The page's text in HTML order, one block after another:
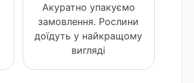
Акуратно упакуємо
замовлення. Рослини
доїдуть у найкращому
вигляді